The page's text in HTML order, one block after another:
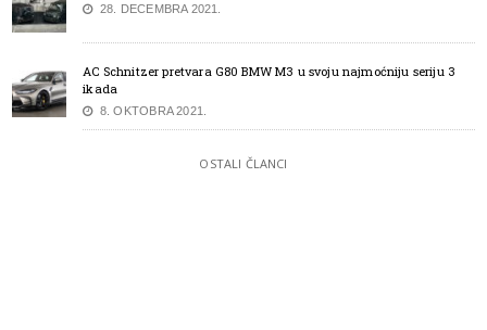
28. DECEMBRA 2021.
AC Schnitzer pretvara G80 BMW M3 u svoju najmoćniju seriju 3
ikada
8. OKTOBRA 2021.
OSTALI ČLANCI